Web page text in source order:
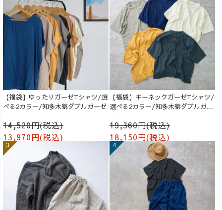
【福袋】ゆったりガーゼTシャツ/選
べる2カラー/知多木綿ダブルガーゼ
14,520円(税込)
13,970円(税込)
【福袋】キーネックガーゼTシャツ/
選べる2カラー/知多木綿ダブルガー
ゼ
19,360円(税込)
18,150円(税込)